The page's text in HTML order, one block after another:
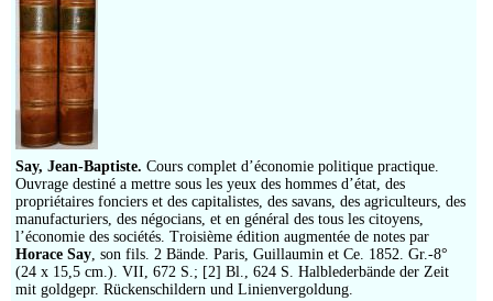
Say, Jean-Baptiste. Cours complet d’économie politique practique.
Ouvrage destiné a mettre sous les yeux des hommes d’état, des
propriétaires fonciers et des capitalistes, des savans, des agriculteurs, des
manufacturiers, des négocians, et en général des tous les citoyens,
l’économie des sociétés. Troisième édition augmentée de notes par
Horace Say, son fils. 2 Bände. Paris, Guillaumin et Ce. 1852. Gr.-8°
(24 x 15,5 cm.). VII, 672 S.; [2] Bl., 624 S. Halblederbände der Zeit
mit goldgepr. Rückenschildern und Linienvergoldung.